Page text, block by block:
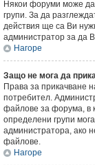
Някои форуми може
групи. За да
действия ще са Ви
администратор за да
Нагоре
Защо не мога да
Права за прикачване
потребител.
файлове за форума, в
определени групи
администратора, ако
файлове.
Нагоре